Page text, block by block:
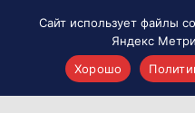
Сайт использует файлы
Яндекс
Хорошо